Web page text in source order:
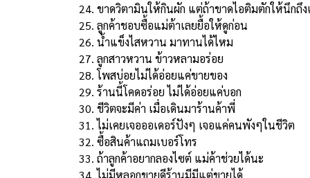
ขาดวิตามินให้กินผัก แต่ถ้าขาดไอติมตักให้นึกถึง
ลูกค้าชอบซื้อแม่ต้าเลยยื้อให้ดูก่อน
น้ำแข็งไสหวาน มาทานได้ไหม
ลูกสาวหวาน ข้าวหลามอร่อย
โพสบ่อยไม่ได้อ่อยแค่ขายของ
ร้านนี้โคดอร่อย ไม่ได้อ่อยแค่บอก
ชีวิตจะมีค่า เมื่อเดินมาร้านค้าพี่
ไม่เคยเจอออเดอร์ปังๆ เจอแค่คนพังๆในชีวิต
ซื้อสินค้าแถมเบอร์โทร
ถ้าลูกค้าอยากลองไซต์ แม่ค้าช่วยได้นะ
ไม่มีหลอกขายดีร้านมีมีแต่ขายได้